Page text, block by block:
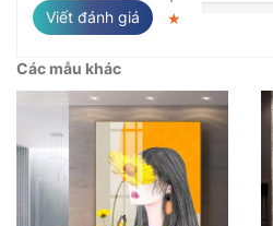
Viết đánh giá ★
Các mẫu khác